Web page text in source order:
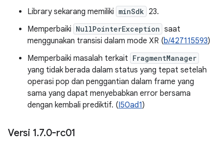
Library sekarang memiliki minSdk 23.
Memperbaiki NullPointerException saat
menggunakan transisi dalam mode XR (b/427115593)
Memperbaiki masalah terkait FragmentManager
yang tidak berada dalam status yang tepat setelah
operasi pop dan penggantian dalam frame yang
sama yang dapat menyebabkan error bersama
dengan kembali prediktif. (I50ad1)
Versi 1.7.0-rc01